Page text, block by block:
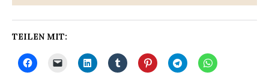
TEILEN MIT: